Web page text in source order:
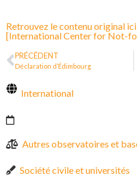
Retrouvez le contenu original ici
[International Center for Not-
PRÉCÉDENT
Déclaration d’Édimbourg
International
Autres observatoires et
Société civile et universités